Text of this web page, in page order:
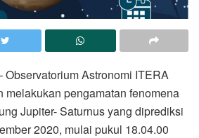
Observatorium Astronomi ITERA
melakukan pengamatan fenomena
Jupiter- Saturnus yang diprediksi
2020, mulai pukul 18.04.00